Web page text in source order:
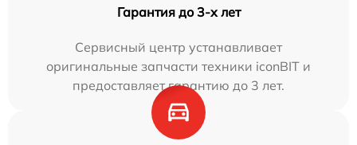
Гарантия до 3-х лет
Сервисный центр устанавливает
оригинальные запчасти техники iconBIT и
предоставляет гарантию до 3 лет.